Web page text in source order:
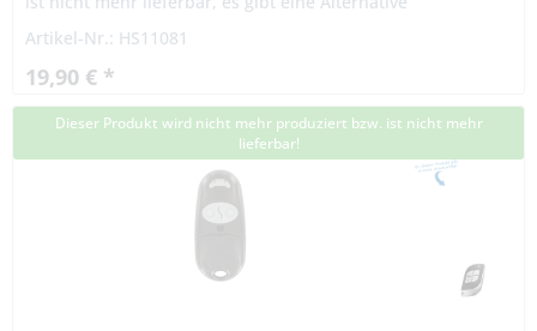
Artikel-Nr.: HS11081
19,90 € *
Dieser Produkt wird nicht mehr produziert bzw. ist nicht mehr
lieferbar!